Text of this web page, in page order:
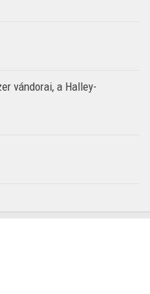
vándorai, a Halley-